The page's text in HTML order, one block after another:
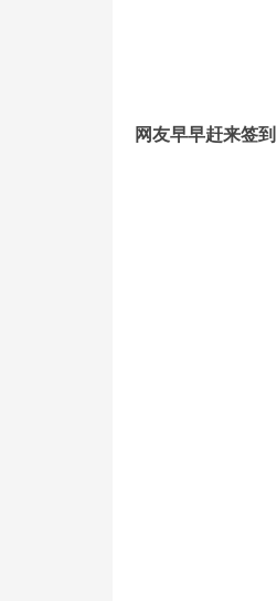
网友早早赶来签到